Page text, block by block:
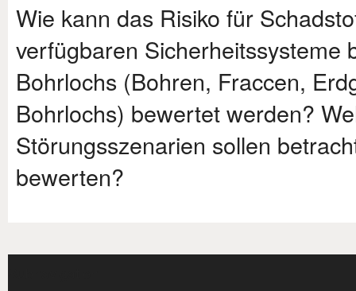
Wie kann das Risiko für
verfügbaren Sicherheitssysteme
Bohrlochs (Bohren, Fraccen,
Bohrlochs) bewertet werden?
Störungsszenarien sollen
bewerten?